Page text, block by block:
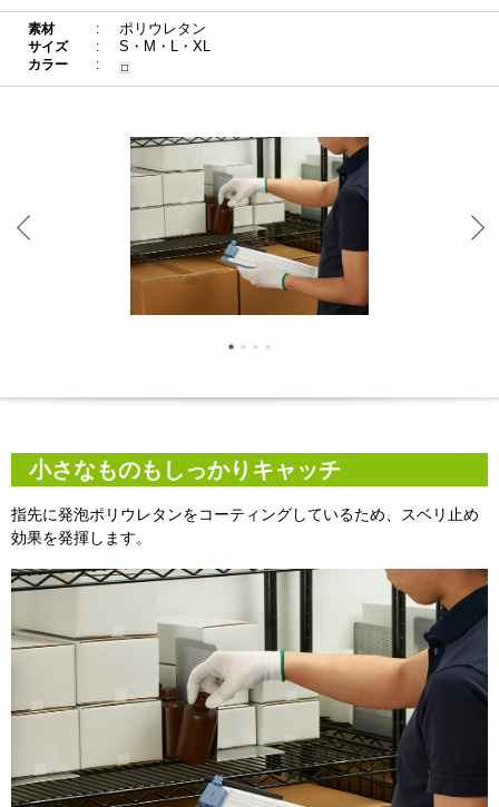
素材 ポリウレタン
サイズ S・M・L・XL
カラー
小さなものもしっかりキャッチ
指先に発泡ポリウレタンをコーティングしているため、スベリ止め
効果を発揮します。